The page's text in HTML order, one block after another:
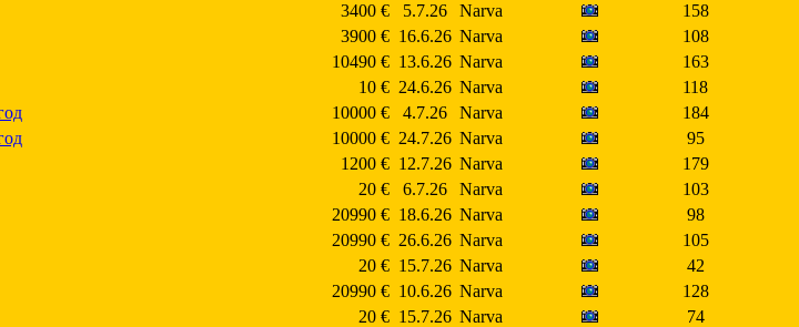
3400 € 5.7.26 Narva
158
3900 € 16.6.26 Narva
108
10490 € 13.6.26 Narva
163
10 € 24.6.26 Narva
118
10000 € 4.7.26 Narva
184
10000 € 24.7.26 Narva
95
1200 € 12.7.26 Narva
179
20 € 6.7.26 Narva
103
20990 € 18.6.26 Narva
98
20990 € 26.6.26 Narva
105
20 € 15.7.26 Narva
42
20990 € 10.6.26 Narva
128
20 € 15.7.26 Narva
74